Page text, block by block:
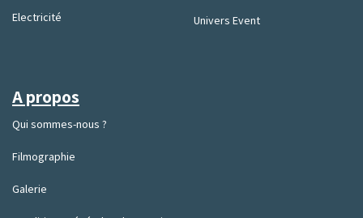
A propos
Qui sommes-nous ?
Filmographie
Galerie
Univers Event
Electricité